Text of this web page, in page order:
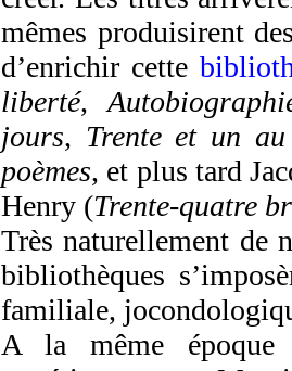
mêmes produisirent
d’enrichir cette
liberté,
jours, Trente et un au
poèmes, et plus tard
Henry (Trente-quatre
Très naturellement de
bibliothèques
familiale,
A la même époque